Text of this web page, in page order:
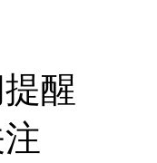
醒